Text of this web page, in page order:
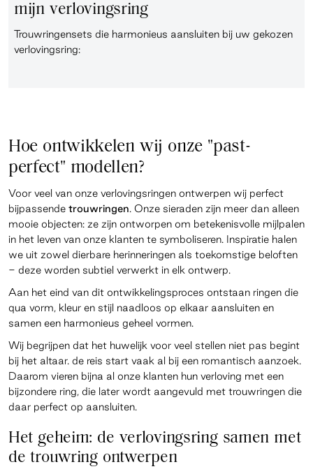
mijn verlovingsring
Trouwringensets die harmonieus aansluiten bij uw gekozen
verlovingsring:
Hoe ontwikkelen wij onze "past-
perfect" modellen?
Voor veel van onze verlovingsringen ontwerpen wij perfect
bijpassende trouwringen. Onze sieraden zijn meer dan alleen
mooie objecten: ze zijn ontworpen om betekenisvolle mijlpalen
in het leven van onze klanten te symboliseren. Inspiratie halen
we uit zowel dierbare herinneringen als toekomstige beloften
- deze worden subtiel verwerkt in elk ontwerp.
Aan het eind van dit ontwikkelingsproces ontstaan ringen die
qua vorm, kleur en stijl naadloos op elkaar aansluiten en
samen een harmonieus geheel vormen.
Wij begrijpen dat het huwelijk voor veel stellen niet pas begint
bij het altaar. de reis start vaak al bij een romantisch aanzoek.
Daarom vieren bijna al onze klanten hun verloving met een
bijzondere ring, die later wordt aangevuld met trouwringen die
daar perfect op aansluiten.
Het geheim: de verlovingsring samen met
de trouwring ontwerpen